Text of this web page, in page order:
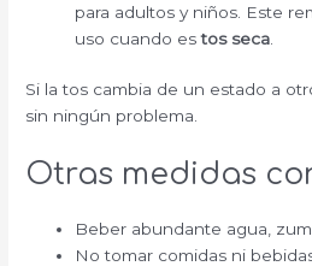
para adultos y niños. Este
uso cuando estos seca
Si la tos cambia de un estado a
sin ningún problema.
Otras medidas
Beber abundante agua,
No tomar comidas ni